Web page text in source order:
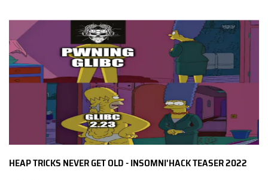
HEAP TRICKS NEVER GET OLD - INSOMNI'HACK TEASER 2022